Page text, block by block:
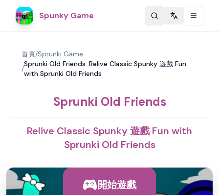
Spunky Game Change
首頁/Sprunki Game
/
Sprunki Old Friends: Relive Classic Spunky 遊戲 Fun
with Sprunki Old Friends
Sprunki Old Friends
Relive Classic Spunky 遊戲 Fun with
Sprunki Old Friends
開始遊戲